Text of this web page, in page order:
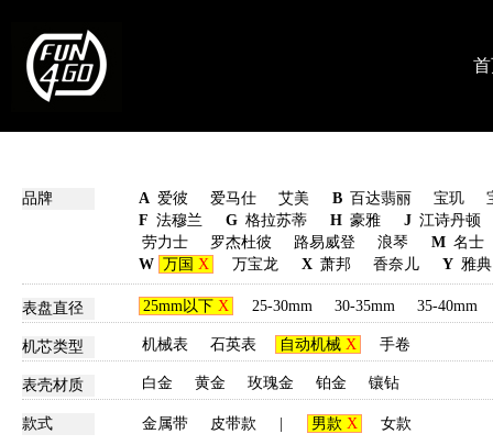
品牌 A 爱彼 爱马仕 艾美 B 百达翡丽 宝玑
F 法穆兰 G 格拉苏蒂 H 豪雅 J 江诗丹顿
劳力士
罗杰杜彼 路易威登 浪琴 M 名士
W 万国 X 万宝龙 X 萧邦 香奈儿 Y 雅典
表盘直径 25mm以下 X 25-30mm 30-35mm 35-40mm
机芯类型 机械表 石英表 自动机械 X 手卷
表壳材质 白金 黄金 玫瑰金 铂金 镶钻
款式 金属带 皮带款 男款 X 女款